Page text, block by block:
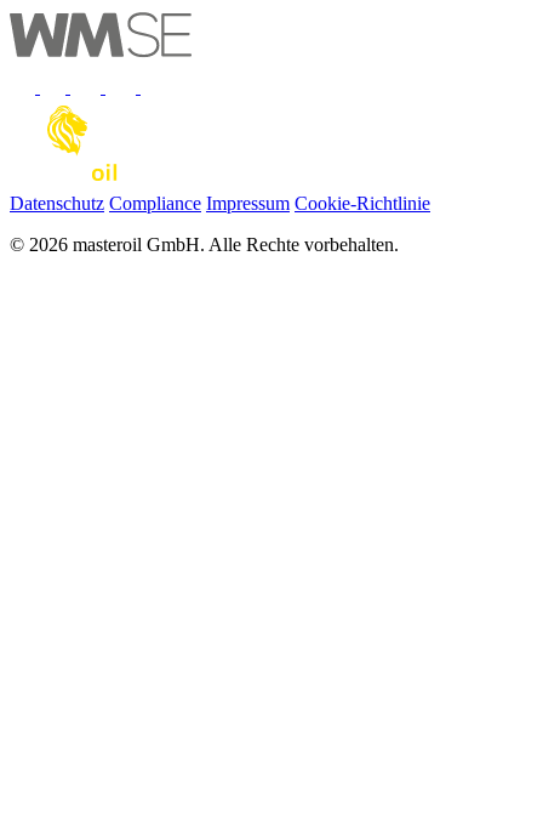
Datenschutz Compliance Impressum Cookie-Richtlinie
© 2026 masteroil GmbH. Alle Rechte vorbehalten.